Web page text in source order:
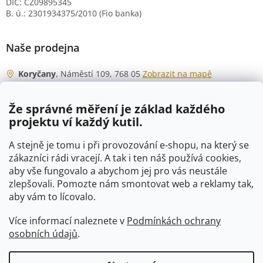
Že správné měření je základ každého
projektu ví každý kutil.
A stejně je tomu i při provozování e-shopu, na který se
zákazníci rádi vracejí. A tak i ten náš používá cookies,
aby vše fungovalo a abychom jej pro vás neustále
zlepšovali. Pomozte nám smontovat web a reklamy tak,
aby vám to lícovalo.
Více informací naleznete v Podmínkách ochrany
osobních údajů.
B. ú.: 2301934375/2010 (Fio banka)
Naše prodejna
Koryčany, Náměstí 109, 768 05 Zobrazit na mapě
Po - Čt
06:00 - 07:00
07:30 - 15:30
Pá
06:00 - 07:00
07:30 - 15:00
So
07:00 - 10:00
Ne
zavřeno